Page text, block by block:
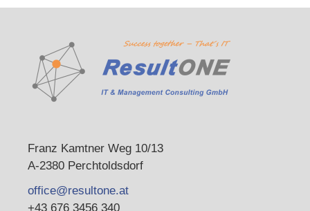
Franz Kamtner Weg 10/13
A-2380 Perchtoldsdorf
office@resultone.at
+43 676 3456 340